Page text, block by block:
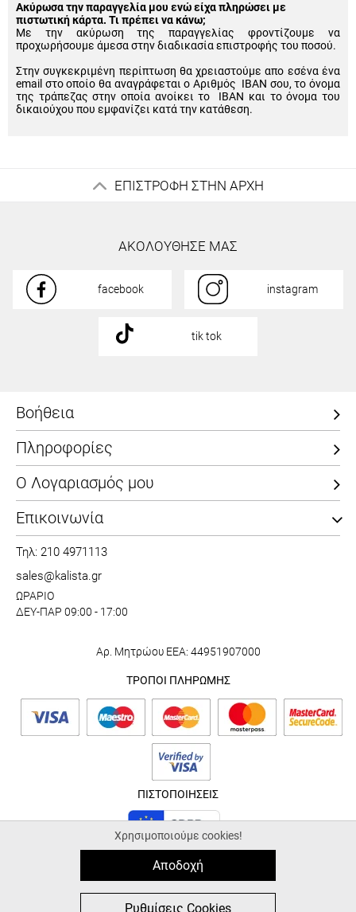
Ακύρωσα την παραγγελία μου ενώ είχα πληρώσει με
πιστωτική κάρτα. Τι πρέπει να κάνω;
Με την ακύρωση της παραγγελίας φροντίζουμε να
προχωρήσουμε άμεσα στην διαδικασία επιστροφής του ποσού.
Στην συγκεκριμένη περίπτωση θα χρειαστούμε απο εσένα ένα
email στο οποίο θα αναγράφεται ο Αριθμός IBAN σου, το όνομα
της τράπεζας στην οποία ανοίκει το IBAN και το όνομα του
δικαιούχου που εμφανίζει κατά την κατάθεση.
ΕΠΙΣΤΡΟΦΗ ΣΤΗΝ ΑΡΧΗ
ΑΚΟΛΟΥΘΗΣΕ ΜΑΣ
facebook instagram
tik tok
Βοήθεια
Πληροφορίες
Ο Λογαριασμός μου
Επικοινωνία
Τηλ: 210 4971113
sales@kalista.gr
ΩΡΑΡΙΟ
ΔΕΥ-ΠΑΡ 09:00 - 17:00
Αρ. Μητρώου ΕΕΑ: 44951907000
ΤΡΟΠΟΙ ΠΛΗΡΩΜΗΣ
ΠΙΣΤΟΠΟΙΗΣΕΙΣ
ALL-IN-ONE eCommerce Business Development by
Plushost.gr
Χρησιμοποιούμε cookies!
Αποδοχή
Ρυθμίσεις Cookies